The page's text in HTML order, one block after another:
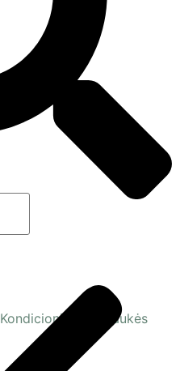
Kondicionieriai ir kaukės